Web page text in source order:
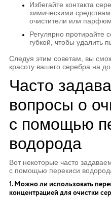
Избегайте контакта
химическими
очистители или
Регулярно протирайте
губкой, чтобы удалить
Следуя этим советам, вы
красоту вашего серебра на
Часто
вопросы о
с помощью
водорода
Вот некоторые часто
с помощью перекиси
1. Можно ли использовать
концентрацией для очистки